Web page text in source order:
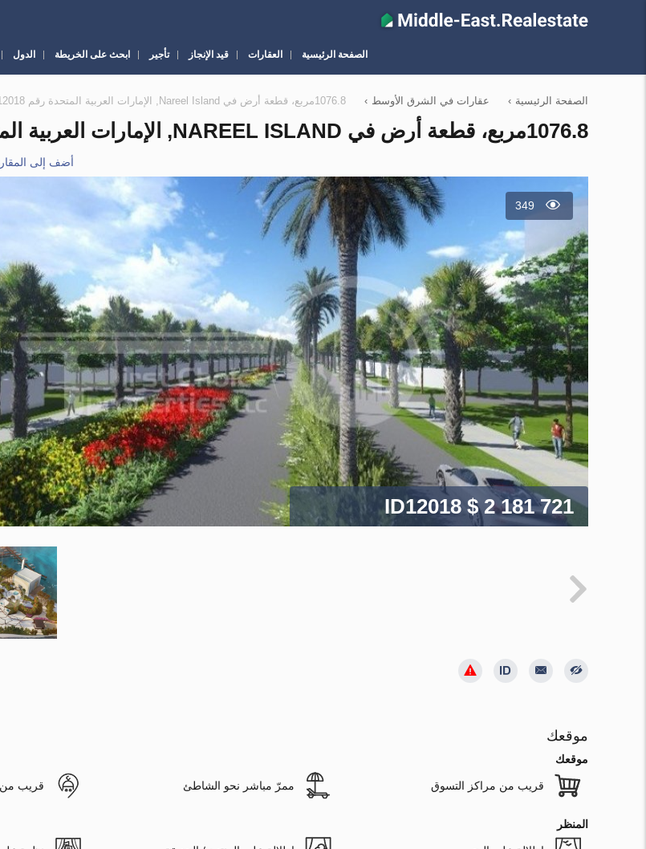
الصفحة الرئيسية العقارات قيد الإنجاز تأجير ابحث على الخريطة الدول
الصفحة الرئيسية › عقارات في الشرق الأوسط › 1076.8مربع، قطعة أرض في Nareel Island, الإمارات العربية المتحدة رقم 12018
1076.8مربع، قطعة أرض في NAREEL ISLAND, الإمارات العربية المتحدة رقم 12018
أضف إلى
349
ID12018 $ 2 181 721
موقعك
موقعك
قريب من مراكز التسوق ممرّ مباشر نحو الشاطئ قريب من
المنظر